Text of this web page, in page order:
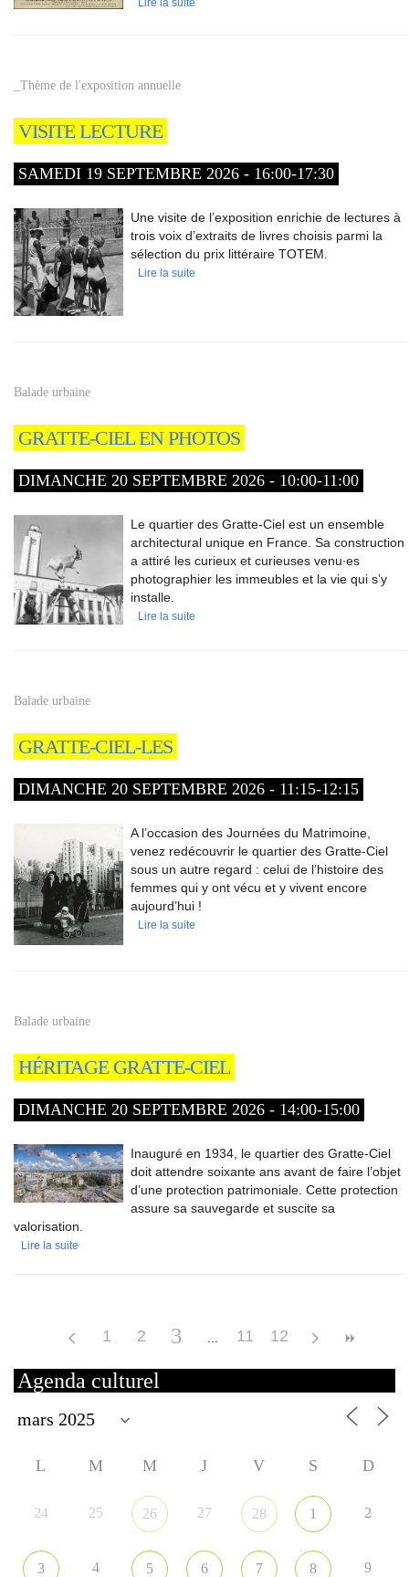
Lire la suite
_Thème de l'exposition annuelle
VISITE LECTURE
SAMEDI 19 SEPTEMBRE 2026 - 16:00-17:30
Une visite de l’exposition enrichie de lectures à
trois voix d’extraits de livres choisis parmi la
sélection du prix littéraire TOTEM.
Lire la suite
Balade urbaine
GRATTE-CIEL EN PHOTOS
DIMANCHE 20 SEPTEMBRE 2026 - 10:00-11:00
Le quartier des Gratte-Ciel est un ensemble
architectural unique en France. Sa construction
a attiré les curieux et curieuses venu∙es
photographier les immeubles et la vie qui s’y
installe.
Lire la suite
Balade urbaine
GRATTE-CIEL-LES
DIMANCHE 20 SEPTEMBRE 2026 - 11:15-12:15
A l’occasion des Journées du Matrimoine,
venez redécouvrir le quartier des Gratte-Ciel
sous un autre regard : celui de l’histoire des
femmes qui y ont vécu et y vivent encore
aujourd’hui !
Lire la suite
Balade urbaine
HÉRITAGE GRATTE-CIEL
DIMANCHE 20 SEPTEMBRE 2026 - 14:00-15:00
Inauguré en 1934, le quartier des Gratte-Ciel
doit attendre soixante ans avant de faire l’objet
d’une protection patrimoniale. Cette protection
assure sa sauvegarde et suscite sa
valorisation.
Lire la suite
1 2 3 11 12
Agenda culturel
L M M J V S D
24 25 26 27 28 1 2
3 4 5 6 7 8 9